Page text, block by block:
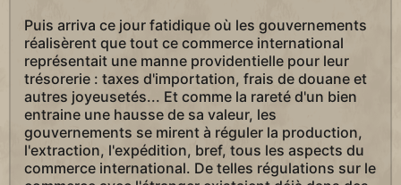
Puis arriva ce jour fatidique où les gouvernements
réalisèrent que tout ce commerce international
représentait une manne providentielle pour leur
trésorerie : taxes d'importation, frais de douane et
autres joyeusetés... Et comme la rareté d'un bien
entraine une hausse de sa valeur, les
gouvernements se mirent à réguler la production,
l'extraction, l'expédition, bref, tous les aspects du
commerce international. De telles régulations sur le